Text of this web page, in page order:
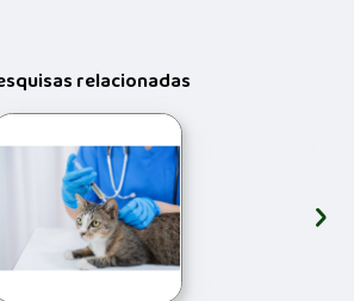
relacionadas
›